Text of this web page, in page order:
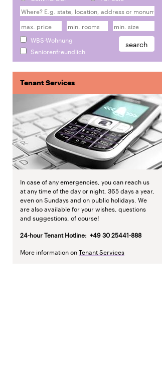
WBS-Wohnung
Seniorenfreundlich
Tenant Services
In case of any emergencies, you can reach us
at any time of the day or night, 365 days a year,
even on Sundays and on public holidays. We
are also available for your wishes, questions
and suggestions, of course!
24-hour Tenant Hotline: +49 30 25441-888
More information onTenant Services